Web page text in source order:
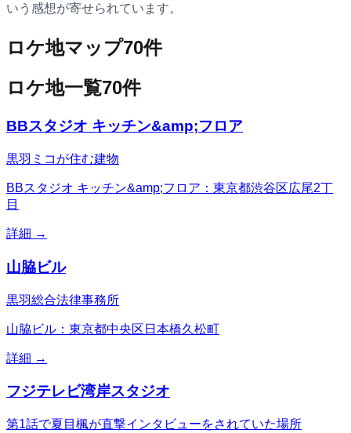
いう感想が寄せられています。
ロケ地マップ70件
ロケ地一覧70件
BBスタジオ キッチン&amp;フロア
黒羽ミコが住む建物
BBスタジオ キッチン&amp;フロア：東京都渋谷区広尾2丁
目
詳細 →
山脇ビル
黒羽総合法律事務所
山脇ビル：東京都中央区日本橋久松町
詳細 →
フジテレビ湾岸スタジオ
第1話で夏目楓が直撃インタビューをされていた場所